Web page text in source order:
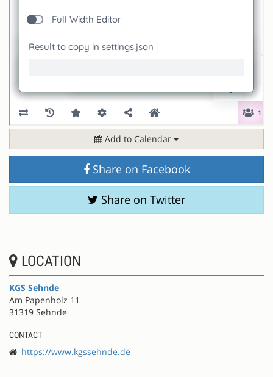
Add to Calendar
Share on Facebook
Share on Twitter
LOCATION
KGS Sehnde
Am Papenholz 11
31319 Sehnde
CONTACT
https://www.kgssehnde.de